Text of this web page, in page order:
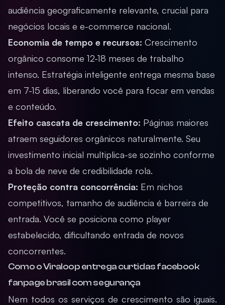
audiência geograficamente relevante, crucial para
negócios locais e e-commerce nacional.
Economia de tempo e recursos: Crescimento
orgânico consome 12-18 meses de trabalho
intenso. Estratégia inteligente entrega mesma base
em 7-15 dias, liberando você para focar em vendas
e conteúdo.
Efeito cascata de crescimento: Páginas maiores
atraem seguidores orgânicos naturalmente. Seu
investimento inicial multiplica-se sozinho conforme
a bola de neve de credibilidade rola.
Proteção contra concorrência: Em nichos
competitivos, tamanho de audiência é barreira de
entrada. Você se posiciona como player
estabelecido, dificultando entrada de novos
concorrentes.
Como o Viraloop entrega curtidas facebook
fanpage brasil com segurança
Nem todos os serviços de crescimento são iguais.